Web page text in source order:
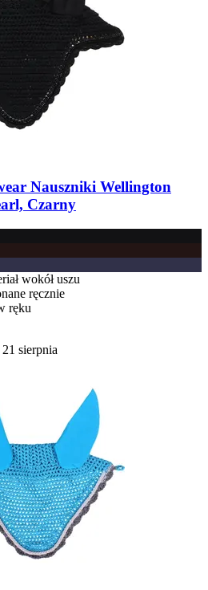
Nauszniki Wellington
Czarny
wokół uszu
ręcznie
ręku
sierpnia